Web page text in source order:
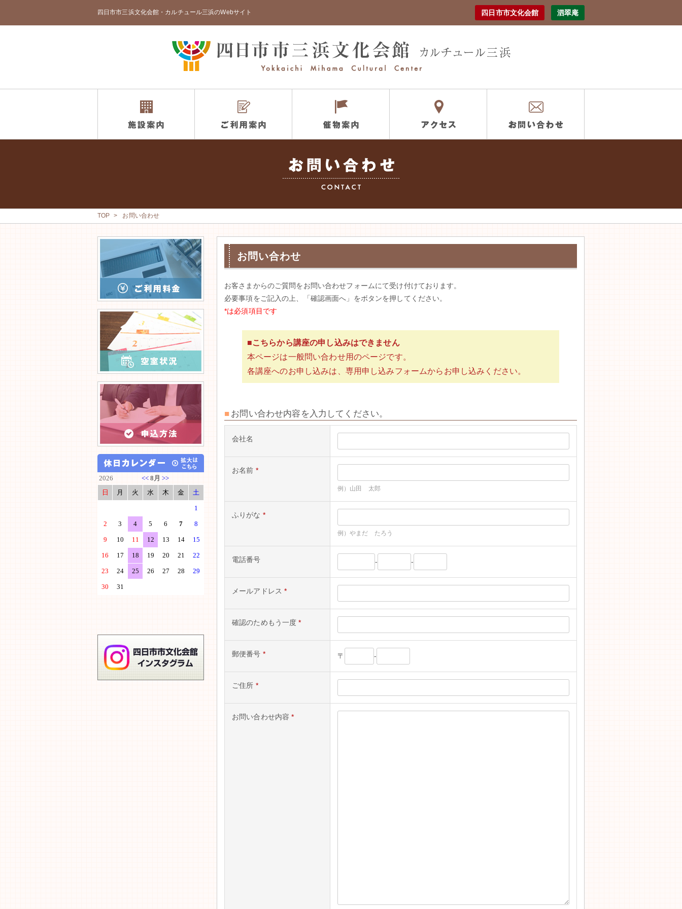
四日市市三浜文化会館・カルチュール三浜のWebサイト 四日市市文化会館 泗翠庵
TOP お問い合わせ
お問い合わせ
お客さまからのご質問をお問い合わせフォームにて受け付けております。
必要事項をご記入の上、「確認画面へ」をボタンを押してください。
*は必須項目です
■こちらから講座の申し込みはできません
本ページは一般問い合わせ用のページです。
各講座へのお申し込みは、専用申し込みフォームからお申し込みください。
お問い合わせ内容を入力してください。
会社名
お名前 *
例）山田 太郎
ふりがな *
例）やまだ たろう
電話番号 - -
メールアドレス*
確認のためもう一度*
郵便番号 * 〒 -
ご住所 *
お問い合わせ内容*